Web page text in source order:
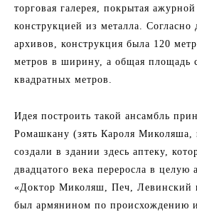
торговая галерея, покрытая
конструкцией из металла.
архивов, конструкция была 120
метров в ширину, а общая площадь
квадратных метров.
Идея построить такой ансамбль
Ромашкану (зять Кароля Миколяша,
создали в здании здесь аптеку,
двадцатого века переросла в
«Доктор Миколяш, Печ,
был армянином по происхождению